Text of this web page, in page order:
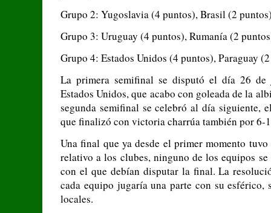
Grupo 2: Yugoslavia (4 puntos), Brasil (2
Grupo 3: Uruguay (4 puntos), Rumanía (2
Grupo 4: Estados Unidos (4 puntos), Paraguay
La primera semifinal se disputó el día 26
Estados Unidos, que acabo con goleada de la
segunda semifinal se celebró al día siguiente,
que finalizó con victoria charrúa también por 6-
Una final que ya desde el primer momento
relativo a los clubes, ninguno de los equipos
con el que debían disputar la final. La
cada equipo jugaría una parte con su esférico,
locales.